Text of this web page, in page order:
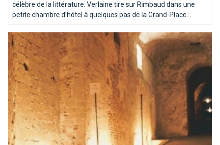
célèbre de la littérature. Verlaine tire sur Rimbaud dans une
petite chambre d’hôtel à quelques pas de la Grand-Place...
Les souterrains de la Place Royale